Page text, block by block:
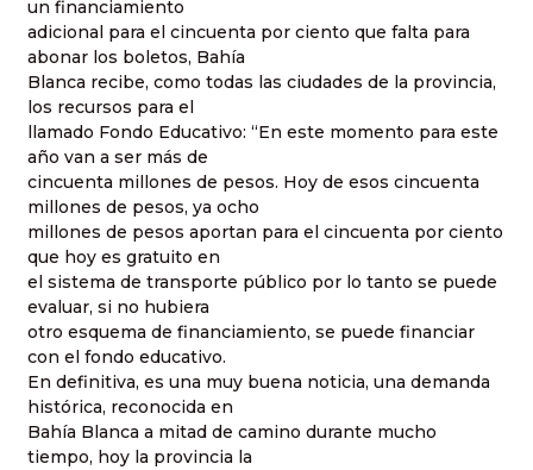
un financiamiento
adicional para el cincuenta por ciento que falta para
abonar los boletos, Bahía
Blanca recibe, como todas las ciudades de la provincia,
los recursos para el
llamado Fondo Educativo: “En este momento para este
año van a ser más de
cincuenta millones de pesos. Hoy de esos cincuenta
millones de pesos, ya ocho
millones de pesos aportan para el cincuenta por ciento
que hoy es gratuito en
el sistema de transporte público por lo tanto se puede
evaluar, si no hubiera
otro esquema de financiamiento, se puede financiar
con el fondo educativo.
En definitiva, es una muy buena noticia, una demanda
histórica, reconocida en
Bahía Blanca a mitad de camino durante mucho
tiempo, hoy la provincia la